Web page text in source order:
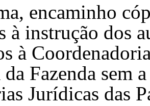
encaminho
à instrução dos
à
Fazenda sem
Jurídicas das